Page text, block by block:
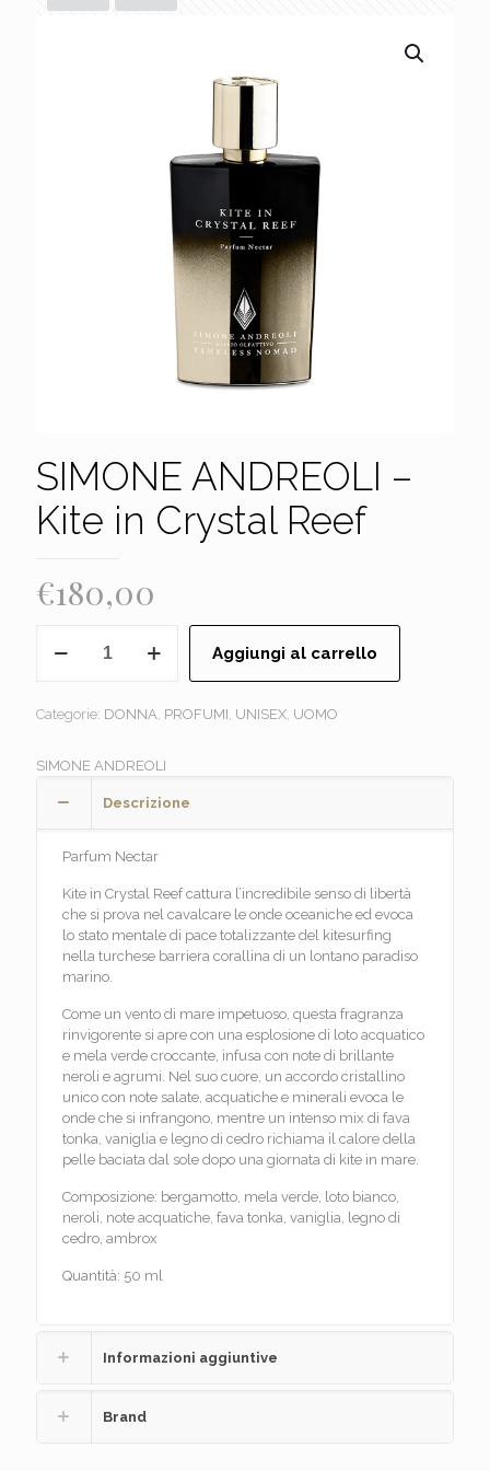
SIMONE ANDREOLI –
Kite in Crystal Reef
€180,00
ANDREOLI
in
Reef
quantità
Aggiungi al carrello
Categorie: DONNA, PROFUMI, UNISEX, UOMO
SIMONE ANDREOLI
Descrizione
Parfum Nectar
Kite in Crystal Reef cattura l’incredibile senso di libertà
che si prova nel cavalcare le onde oceaniche ed evoca
lo stato mentale di pace totalizzante del kitesurfing
nella turchese barriera corallina di un lontano paradiso
marino.
Come un vento di mare impetuoso, questa fragranza
rinvigorente si apre con una esplosione di loto acquatico
e mela verde croccante, infusa con note di brillante
neroli e agrumi. Nel suo cuore, un accordo cristallino
unico con note salate, acquatiche e minerali evoca le
onde che si infrangono, mentre un intenso mix di fava
tonka, vaniglia e legno di cedro richiama il calore della
pelle baciata dal sole dopo una giornata di kite in mare.
Composizione: bergamotto, mela verde, loto bianco,
neroli, note acquatiche, fava tonka, vaniglia, legno di
cedro, ambrox
Quantità: 50 ml
Informazioni aggiuntive
Brand